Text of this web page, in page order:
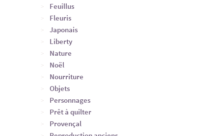
Feuillus
Fleuris
Japonais
Liberty
Nature
Noël
Nourriture
Objets
Personnages
Prêt à quilter
Provençal